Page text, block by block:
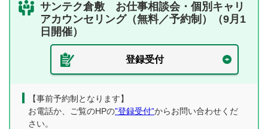
サンテク倉敷 お仕事相談会・個別キャリ
アカウンセリング（無料／予約制）（9月1
日開催）
登録受付
【事前予約制となります】
お電話か、ご覧のHPの”登録受付”からお問い合わせくだ
さい。